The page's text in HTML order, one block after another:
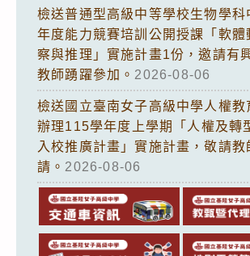
檢送普通型高級中等學校生物學科
年度能力競賽培訓公開授課「軟體
察與推理」實施計畫1份，邀請有
教師踴躍參加。 2026-08-06
檢送國立臺南女子高級中學人權教
辦理115學年度上學期「人權及轉
入校推廣計畫」實施計畫，敬請教
請。 2026-08-06